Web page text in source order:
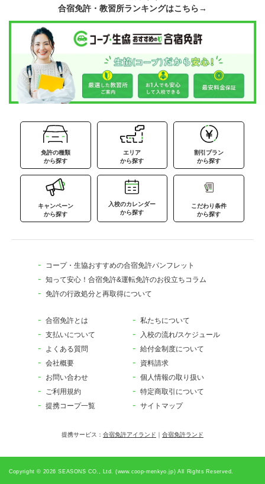
合宿免許・教習所ランキングはこちら→
免許の種類
から探す
エリア
から探す
割引プラン
から探す
キャンペーン
から探す
入校のカレンダー
から探す
こだわり条件
から探す
コープ・生協おすすめの合宿免許パンフレット
知って安心！合宿免許&運転免許のお役立ちコラム
免許の行政処分と再取得について
合宿免許とは
私たちについて
支払いについて
入校の流れ/スケジュール
よくある質問
給付金制度について
会社概要
資料請求
お問い合わせ
個人情報の取り扱い
ご利用規約
特定商取引について
提携コープ一覧
サイトマップ
提携サービス： 合宿免許アイランド ｜ 合宿免許ランド
Copyright © 2026 SEASONS CO., Ltd. (www.coop-menkyo.jp) All Rights Reserved.